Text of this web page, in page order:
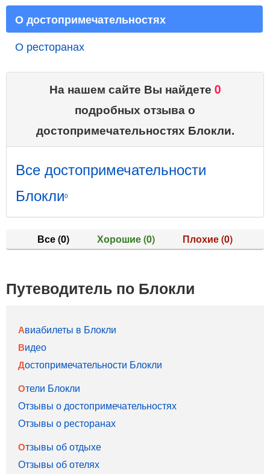
О достопримечательностях
О ресторанах
На нашем сайте Вы найдете 0
подробных отзыва о
достопримечательностях Блокли.
Все достопримечательности
Блокли0
Все(0) Хорошие(0) Плохие(0)
Путеводитель по Блокли
Авиабилеты в Блокли
Видео
Достопримечательности Блокли
Отели Блокли
Отзывы о достопримечательностях
Отзывы о ресторанах
Отзывы об отдыхе
Отзывы об отелях